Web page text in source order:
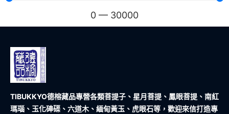
0 — 30000
TIBUKKYO德榕藏品專營各類菩提子、星月菩提、鳳眼菩提、南紅
瑪瑙、玉化硨磲、六道木、緬甸黃玉、虎眼石等，歡迎來信打造專